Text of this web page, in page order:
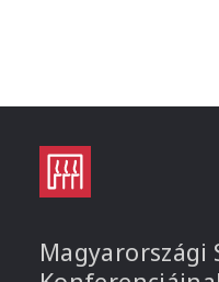
Magyarországi